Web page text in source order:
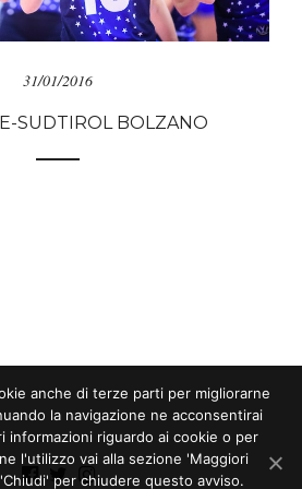
31/01/2016
SUDTIROL BOLZANO
anche di terze parti per migliorarne
la navigazione ne acconsentirai
informazioni riguardo ai cookie o per
l'utilizzo vai alla sezione 'Maggiori
per chiudere questo avviso.